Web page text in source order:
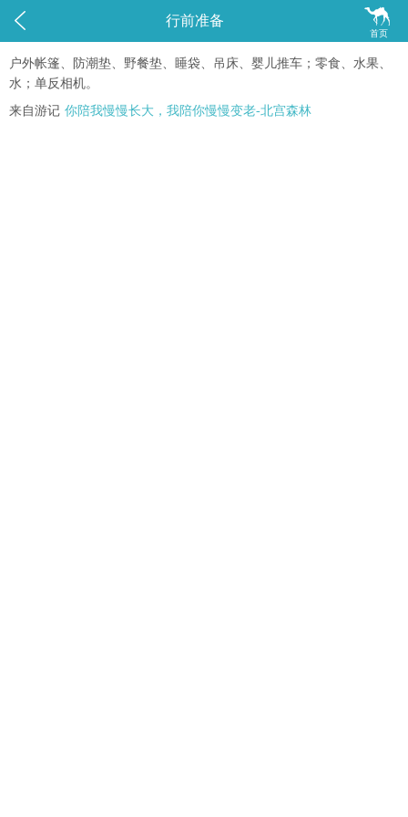
 
首页
行前准备
户外帐篷、防潮垫、野餐垫、睡袋、吊床、婴儿推车；零食、水果、
水；单反相机。
来自游记 你陪我慢慢长大，我陪你慢慢变老-北宫森林